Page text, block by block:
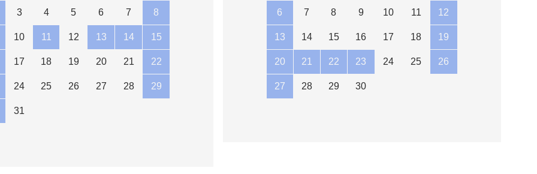
3 4 5 6 7 8
10 11 12 13 14 15
17 18 19 20 21 22
24 25 26 27 28 29
31
6 7 8 9 10 11 12
13 14 15 16 17 18 19
20 21 22 23 24 25 26
27 28 29 30